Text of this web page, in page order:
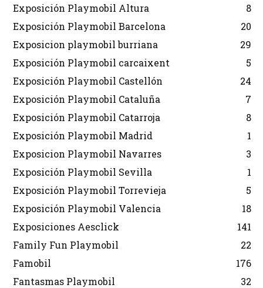
Exposición Playmobil Altura
8
Exposición Playmobil Barcelona
20
Exposicion playmobil burriana
29
Exposición Playmobil carcaixent
5
Exposición Playmobil Castellón
24
Exposición Playmobil Cataluña
7
Exposición Playmobil Catarroja
8
Exposición Playmobil Madrid
1
Exposicion Playmobil Navarres
3
Exposición Playmobil Sevilla
1
Exposición Playmobil Torrevieja
5
Exposición Playmobil Valencia
18
Exposiciones Aesclick
141
Family Fun Playmobil
22
Famobil
176
Fantasmas Playmobil
32